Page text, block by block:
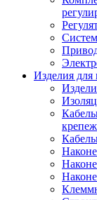
Изделия для